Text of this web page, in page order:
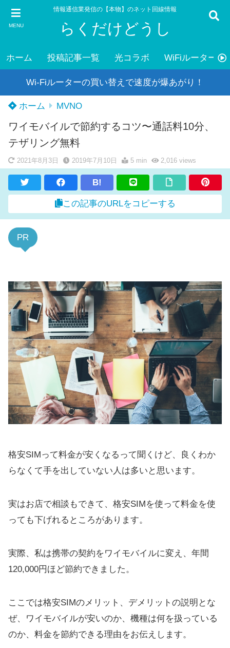
MENU
情報通信業発信の【本物】のネット回線情報
らくだけどうし
ホーム 投稿記事一覧 光コラボ WiFiルーター
Wi-Fiルーターの買い替えで速度が爆あがり！
ホーム MVNO
ワイモバイルで節約するコツ〜通話料10分、
テザリング無料
2021年8月3日 2019年7月10日 5 min 2,016views
B!
この記事のURLをコピーする
PR
格安SIMって料金が安くなるって聞くけど、良くわか
らなくて手を出していない人は多いと思います。
実はお店で相談もできて、格安SIMを使って料金を使
っても下げれるところがあります。
実際、私は携帯の契約をワイモバイルに変え、年間
120,000円ほど節約できました。
ここでは格安SIMのメリット、デメリットの説明とな
ぜ、ワイモバイルが安いのか、機種は何を扱っている
のか、料金を節約できる理由をお伝えします。